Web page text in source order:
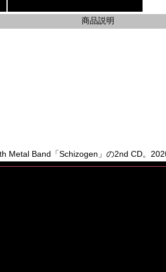
商品説明
Metal Band「Schizogen」の2nd CD。